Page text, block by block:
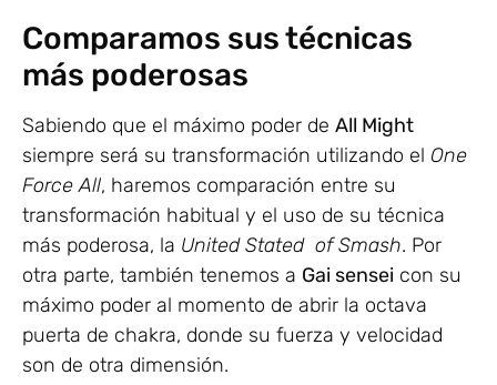
Comparamos sus técnicas
más poderosas
Sabiendo que el máximo poder de All Might
siempre será su transformación utilizando el One
Force All, haremos comparación entre su
transformación habitual y el uso de su técnica
más poderosa, la United Stated of Smash. Por
otra parte, también tenemos a Gai sensei con su
máximo poder al momento de abrir la octava
puerta de chakra, donde su fuerza y velocidad
son de otra dimensión.